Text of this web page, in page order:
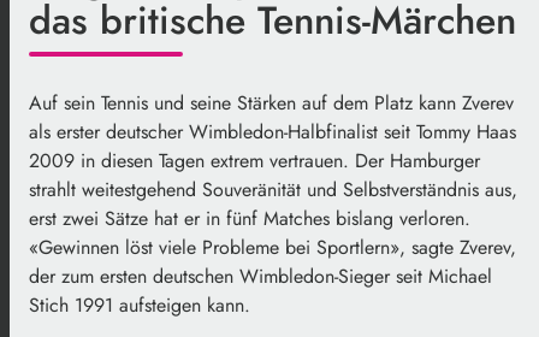
das britische Tennis-Märchen
Auf sein Tennis und seine Stärken auf dem Platz kann Zverev
als erster deutscher Wimbledon-Halbfinalist seit Tommy Haas
2009 in diesen Tagen extrem vertrauen. Der Hamburger
strahlt weitestgehend Souveränität und Selbstverständnis aus,
erst zwei Sätze hat er in fünf Matches bislang verloren.
«Gewinnen löst viele Probleme bei Sportlern», sagte Zverev,
der zum ersten deutschen Wimbledon-Sieger seit Michael
Stich 1991 aufsteigen kann.